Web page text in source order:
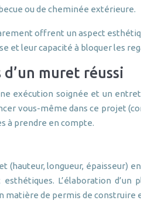
ou de cheminée extérieure.
offrent un aspect
leur capacité à bloquer les
muret réussi
exécution soignée et un
vous-même dans ce projet
à prendre en compte.
longueur, épaisseur)
L’élaboration d’un
de permis de